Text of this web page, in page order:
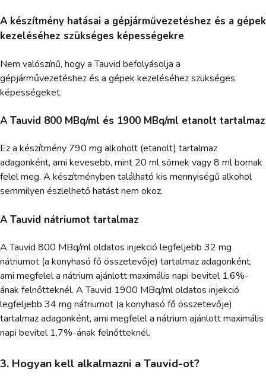
A készítmény hatásai a gépjárművezetéshez és a gépek
kezeléséhez szükséges képességekre
Nem valószínű, hogy a Tauvid befolyásolja a
gépjárművezetéshez és a gépek kezeléséhez szükséges
képességeket.
A Tauvid 800 MBq/ml és 1900 MBq/ml etanolt tartalmaz
Ez a készítmény 790 mg alkoholt (etanolt) tartalmaz
adagonként, ami kevesebb, mint 20 ml sörnek vagy 8 ml bornak
felel meg. A készítményben található kis mennyiségű alkohol
semmilyen észlelhető hatást nem okoz.
A Tauvid nátriumot tartalmaz
A Tauvid 800 MBq/ml oldatos injekció legfeljebb 32 mg
nátriumot (a konyhasó fő összetevője) tartalmaz adagonként,
ami megfelel a nátrium ajánlott maximális napi bevitel 1,6%-
ának felnőtteknél. A Tauvid 1900 MBq/ml oldatos injekció
legfeljebb 34 mg nátriumot (a konyhasó fő összetevője)
tartalmaz adagonként, ami megfelel a nátrium ajánlott maximális
napi bevitel 1,7%-ának felnőtteknél.
3. Hogyan kell alkalmazni a Tauvid-ot?